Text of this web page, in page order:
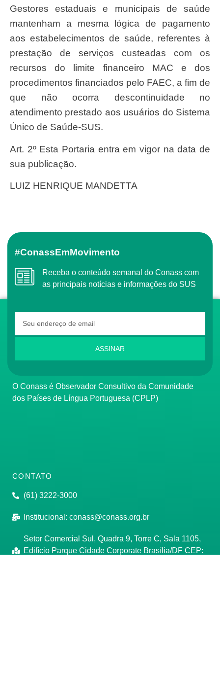
Gestores estaduais e municipais de saúde
mantenham a mesma lógica de pagamento
aos estabelecimentos de saúde, referentes à
prestação de serviços custeadas com os
recursos do limite financeiro MAC e dos
procedimentos financiados pelo FAEC, a fim de
que não ocorra descontinuidade no
atendimento prestado aos usuários do Sistema
Único de Saúde-SUS.
Art. 2º Esta Portaria entra em vigor na data de
sua publicação.
LUIZ HENRIQUE MANDETTA
#ConassEmMovimento
Receba o conteúdo semanal do Conass com
as principais notícias e informações do SUS
ASSINAR
O Conass é Observador Consultivo da Comunidade
dos Países de Língua Portuguesa (CPLP)
CONTATO
(61) 3222-3000
Institucional: conass@conass.org.br
Setor Comercial Sul, Quadra 9, Torre C, Sala 1105,
Edifício Parque Cidade Corporate Brasília/DF CEP: